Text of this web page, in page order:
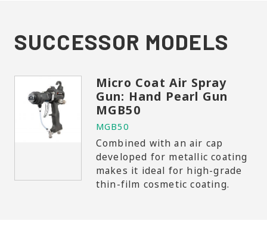
SUCCESSOR MODELS
Micro Coat Air Spray
Gun: Hand Pearl Gun
MGB50
MGB50
Combined with an air cap
developed for metallic coating
makes it ideal for high-grade
thin-film cosmetic coating.